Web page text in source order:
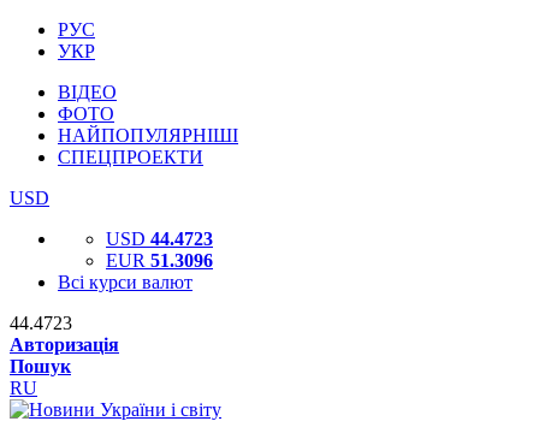
РУС
УКР
ВІДЕО
ФОТО
НАЙПОПУЛЯРНІШІ
СПЕЦПРОЕКТИ
USD
USD 44.4723
EUR 51.3096
Всі курси валют
44.4723
Авторизація
Пошук
RU